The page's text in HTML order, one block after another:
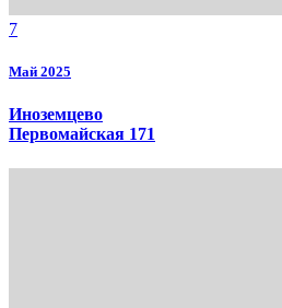
7
Май 2025
Иноземцево
Первомайская 171